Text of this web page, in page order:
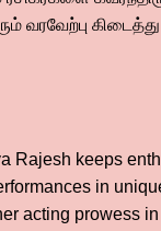
கிடைத்து
Rajesh keeps
in
acting prowess